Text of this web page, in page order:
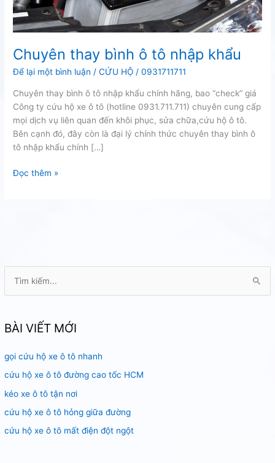
k
ế
m
:
BÀI VIẾT MỚI
gọi cứu hộ xe ô tô nhanh
cứu hộ xe ô tô đường cao tốc HCM
kéo xe ô tô tận nơi
cứu hộ xe ô tô hỏng giữa đường
cứu hộ xe ô tô mất điện đột ngột
Chuyên thay bình ô tô nhập khẩu
Để lại một bình luận /CỨU HỘ /0931711711
Chuyên thay bình ô tô nhập khẩu chính hãng, bao “check” giá
Công ty cứu hộ xe ô tô (hotline 0931.711.711) chuyên cung cấp
mọi dịch vụ liên quan đến khôi phục, sửa chữa,cứu hộ ô tô.
Bên cạnh đó, đây còn là đại lý chính thức chuyên thay bình ô
tô nhập khẩu chính […]
Chuyên
Đọc thêm »